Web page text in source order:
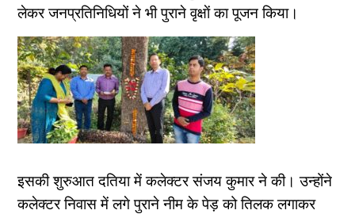
लेकर जनप्रतिनिधियों ने भी पुराने वृक्षाें का पूजन किया।
इसकी शुरुआत दतिया में कलेक्टर संजय कुमार ने की। उन्होंने
कलेक्टर निवास में लगे पुराने नीम के पेड़ को तिलक लगाकर